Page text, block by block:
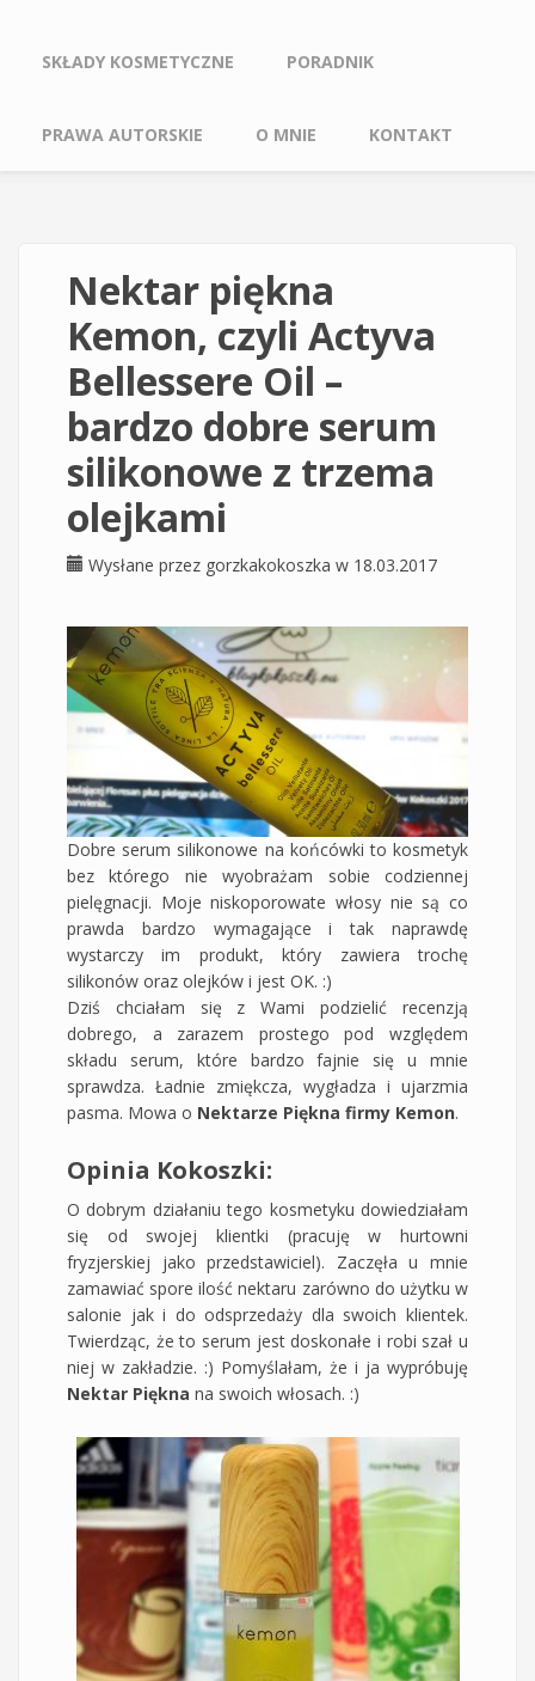
SKŁADY KOSMETYCZNE PORADNIK
PRAWA AUTORSKIE O MNIE KONTAKT
Nektar piękna
Kemon, czyli Actyva
Bellessere Oil –
bardzo dobre serum
silikonowe z trzema
olejkami
Wysłane przez gorzkakokoszka w 18.03.2017
Dobre serum silikonowe na końcówki to kosmetyk
bez którego nie wyobrażam sobie codziennej
pielęgnacji. Moje niskoporowate włosy nie są co
prawda bardzo wymagające i tak naprawdę
wystarczy im produkt, który zawiera trochę
silikonów oraz olejków i jest OK. :)
Dziś chciałam się z Wami podzielić recenzją
dobrego, a zarazem prostego pod względem
składu serum, które bardzo fajnie się u mnie
sprawdza. Ładnie zmiękcza, wygładza i ujarzmia
pasma. Mowa o Nektarze Piękna firmy Kemon.
Opinia Kokoszki:
O dobrym działaniu tego kosmetyku dowiedziałam
się od swojej klientki (pracuję w hurtowni
fryzjerskiej jako przedstawiciel). Zaczęła u mnie
zamawiać spore ilość nektaru zarówno do użytku w
salonie jak i do odsprzedaży dla swoich klientek.
Twierdząc, że to serum jest doskonałe i robi szał u
niej w zakładzie. :) Pomyślałam, że i ja wypróbuję
Nektar Piękna na swoich włosach. :)